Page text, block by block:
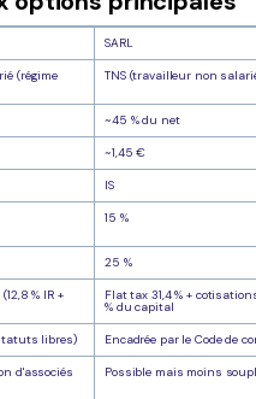
SARL
(régime TNS (travailleur non
~45 % du net
~1,45 €
IS
15 %
25 %
% IR + Flat tax 31,4 % +
% du capital
libres) Encadrée par le Code de
d'associés Possible mais moins